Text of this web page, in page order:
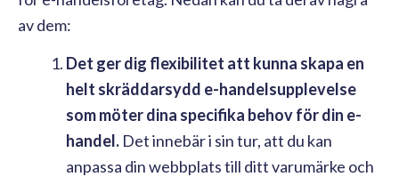
av dem:
Det ger dig flexibilitet att kunna skapa en
helt skräddarsydd e-handelsupplevelse
som möter dina specifika behov för din e-
handel. Det innebär i sin tur, att du kan
anpassa din webbplats till ditt varumärke och